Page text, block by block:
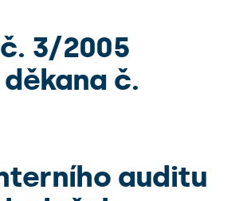
3/2005
č.
auditu